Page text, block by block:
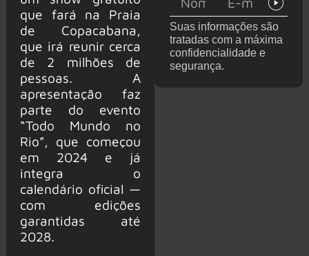
que fará na Praia
de Copacabana,
que irá reunir cerca
de 2 milhões de
pessoas. A
apresentação faz
parte do evento
“Todo Mundo no
Rio”, que começou
em 2024 e já
integra o
calendário oficial —
com edições
garantidas até
2028.
montagem
acelerada
e line-up
completo
confirmad
Suas informações são
tratadas com a máxima
confidencialidade e
segurança.